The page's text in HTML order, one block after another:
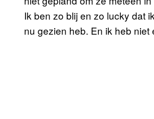
Ik ben zo blij en zo lucky dat
nu gezien heb. En ik heb niet